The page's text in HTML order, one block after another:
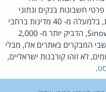
חשבונות בנקים ונתוני
אשראי של יותר מחצי מיליון קורבנות, בלמעלה מ- 40 מדינות ברחבי
העולם. הסוס הטרויאני, המכונה Sinowal, הדביק יותר מ- 2,000
המבקרים באתרים אלו, מבלי
לא זוהו קורבנות ישראליים,
.